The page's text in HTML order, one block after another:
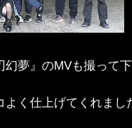
幻夢』のMVも撮って
よく仕上げてくれまし